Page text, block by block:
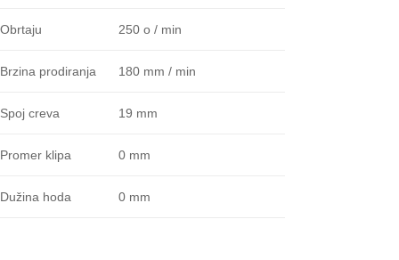
Obrtaju 250 o / min
Brzina prodiranja 180 mm / min
Spoj creva 19 mm
Promer klipa 0 mm
Dužina hoda 0 mm